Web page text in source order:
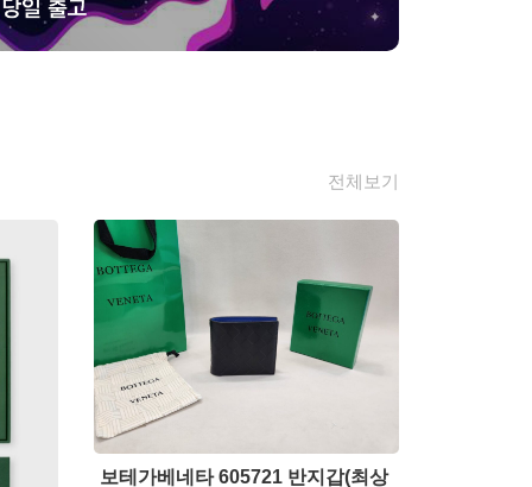
전체보기
보테가베네타 605721 반지갑(최상